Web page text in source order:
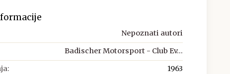
Nepoznati autori
Badischer Motorsport - Club Ev...
1963